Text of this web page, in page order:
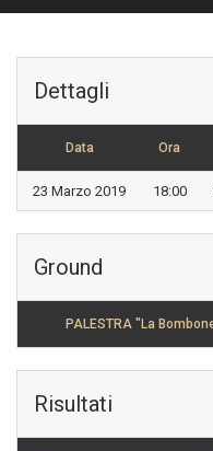
Dettagli
Data Ora
23 Marzo 2019 18:00
Ground
PALESTRA "La
Risultati